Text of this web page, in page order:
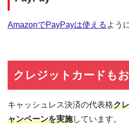
AmazonでPayPayは使える よう
クレジットカードも
キャッシュレス決済の代表格ク
ャンペーンを実施しています。